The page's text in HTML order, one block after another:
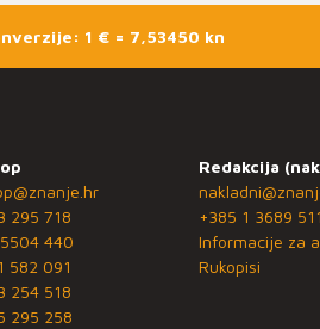
1 € = 7,53450 kn
295 718
440
582 091
254 518
295 258
Redakcija
+385 1 3689 511
Informacije za
Rukopisi